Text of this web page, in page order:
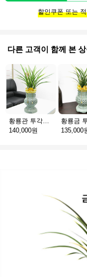
할인쿠폰 또는
다른 고객이 함께 본
140,000원
135,000